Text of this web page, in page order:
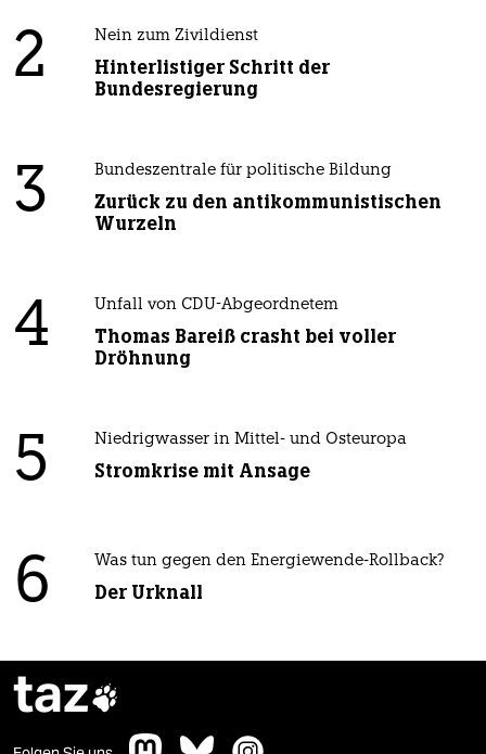
2 Nein zum Zivildienst
Hinterlistiger Schritt der
Bundesregierung
3 Bundeszentrale für politische Bildung
Zurück zu den antikommunistischen
Wurzeln
4 Unfall von CDU-Abgeordnetem
Thomas Bareiß crasht bei voller
Dröhnung
5 Niedrigwasser in Mittel- und Osteuropa
Stromkrise mit Ansage
6 Was tun gegen den Energiewende-Rollback?
Der Urknall
taz